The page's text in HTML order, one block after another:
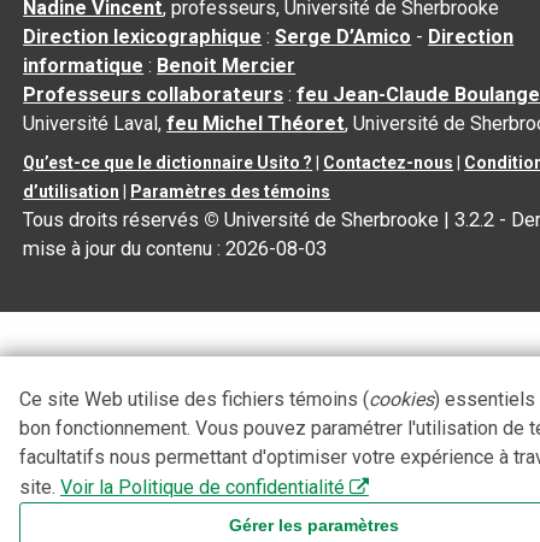
Nadine Vincent, professeurs, Université de Sherbrooke
Direction lexicographique :Serge D’Amico - Direction
informatique : Benoit Mercier
Professeurs collaborateurs :feu Jean-Claude
Université Laval,feu Michel Théoret, Université de
Qu’est-ce que le dictionnaire Usito ? | Contactez-nous |
d’utilisation | Paramètres des témoins
Tous droits réservés © Université de Sherbrooke |3.2.2 -
mise à jour du contenu :2026-08-03
Ce site Web utilise des fichiers témoins (cookies) essentiels
bon fonctionnement. Vous pouvez paramétrer l'utilisation de
facultatifs nous permettant d'optimiser votre expérience à
site. Voir la Politique de confidentialité
Gérer les paramètres